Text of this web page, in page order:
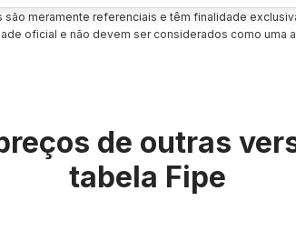
são meramente referenciais e têm finalidade
oficial e não devem ser considerados como uma
de outras
tabela Fipe